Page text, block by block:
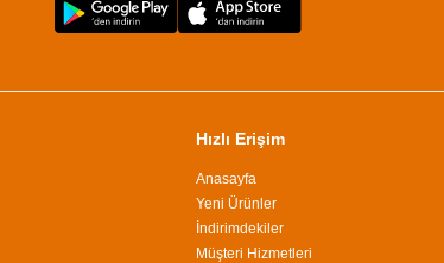
Hızlı Erişim
Anasayfa
Yeni Ürünler
İndirimdekiler
Müşteri Hizmetleri